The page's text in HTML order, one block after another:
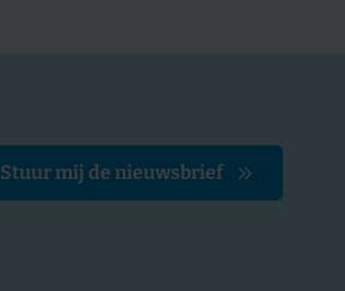
Stuur mij de nieuwsbrief